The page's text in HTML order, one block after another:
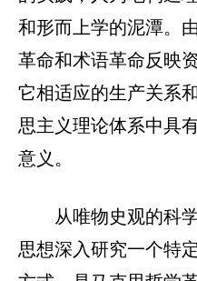
和形而上学的泥潭。
革命和术语革命反映
它相适应的生产关系
思主义理论体系中具
意义。
从唯物史观的科
思想深入研究一个特